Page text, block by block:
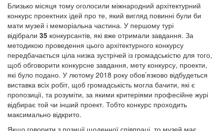
Близько місяця тому оголосили міжнародний архітектурний
конкурс проектних ідей про те, який вигляд повинні були би
мати музей і меморіальна частина. У першому турі
відібрали 35 конкурсантів, які вже отримали завдання. За
методикою проведення цього архітектурного конкурсу
передбачається ціла низка зустрічей із громадськістю для того,
щоб обговорити конкурсне завдання, мету конкурсу, проекти,
які було подано. У лютому 2018 року обов’язково відбудеться
виставка всіх робіт, щоб громадськість могла бачити, які є
пропозиції, та розуміти, за якими критеріями професійне журі
відбирає той чи інший проект. Тобто конкурс проходить
максимально відкрито.
Якщо говорити з позиції щоденної співпраці, то музей має